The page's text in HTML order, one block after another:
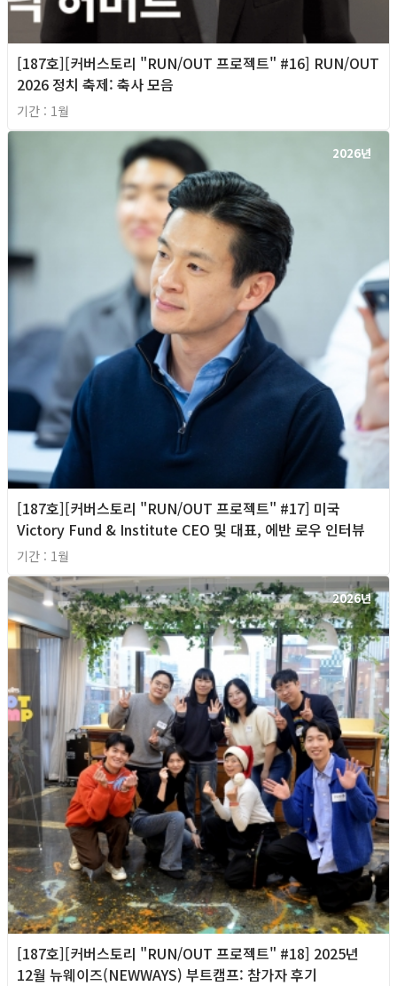
[187호][커버스토리 "RUN/OUT 프로젝트" #16] RUN/OUT
2026 정치 축제: 축사 모음
기간 : 1월
2026년
[187호][커버스토리 "RUN/OUT 프로젝트" #17] 미국
Victory Fund & Institute CEO 및 대표, 에반 로우 인터뷰
기간 : 1월
2026년
[187호][커버스토리 "RUN/OUT 프로젝트" #18] 2025년
12월 뉴웨이즈(NEWWAYS) 부트캠프: 참가자 후기